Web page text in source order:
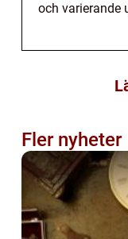
och varierande
Fler nyheter